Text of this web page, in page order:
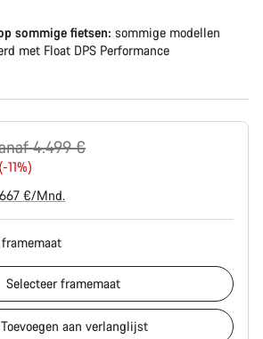
sommige fietsen: sommige modellen
met Float DPS Performance
4.499 €
€/Mnd.
framemaat
Selecteerframemaat
Toevoegen aan verlanglijst